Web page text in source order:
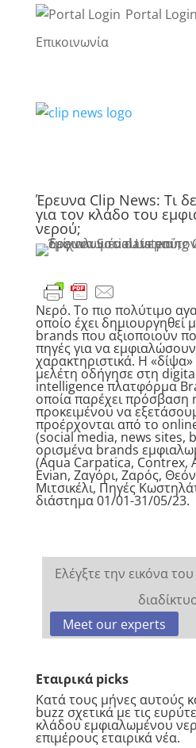
Portal Login
Επικοινωνία
Έρευνα Clip News: Τι
για τον κλάδο του
νερού;
Νερό. Το πιο πολύτιμο
οποίo έχει δημιουργηθεί
brands που αξιοποιούν
πηγές για να
χαρακτηριστικά. Η «δίψα»
μελέτη οδήγησε στη
intelligence πλατφόρμα
οποία παρέχει πρόσβαση
προκειμένου να
προέρχονται από το
(social media, news sites,
ορισμένα brands
(Aqua Carpatica, Contrex,
Evian, Ζαγόρι, Ζαρός,
Μιτσικέλι, Πηγές
διάστημα 01/01-31/05/23.
Ελέγξτε την εικόνα
Meet our experts
Εταιρικά picks
Κατά τους μήνες αυτούς
buzz σχετικά με τις
κλάδου εμφιαλωμένου
επιμέρους εταιρικά νέα.